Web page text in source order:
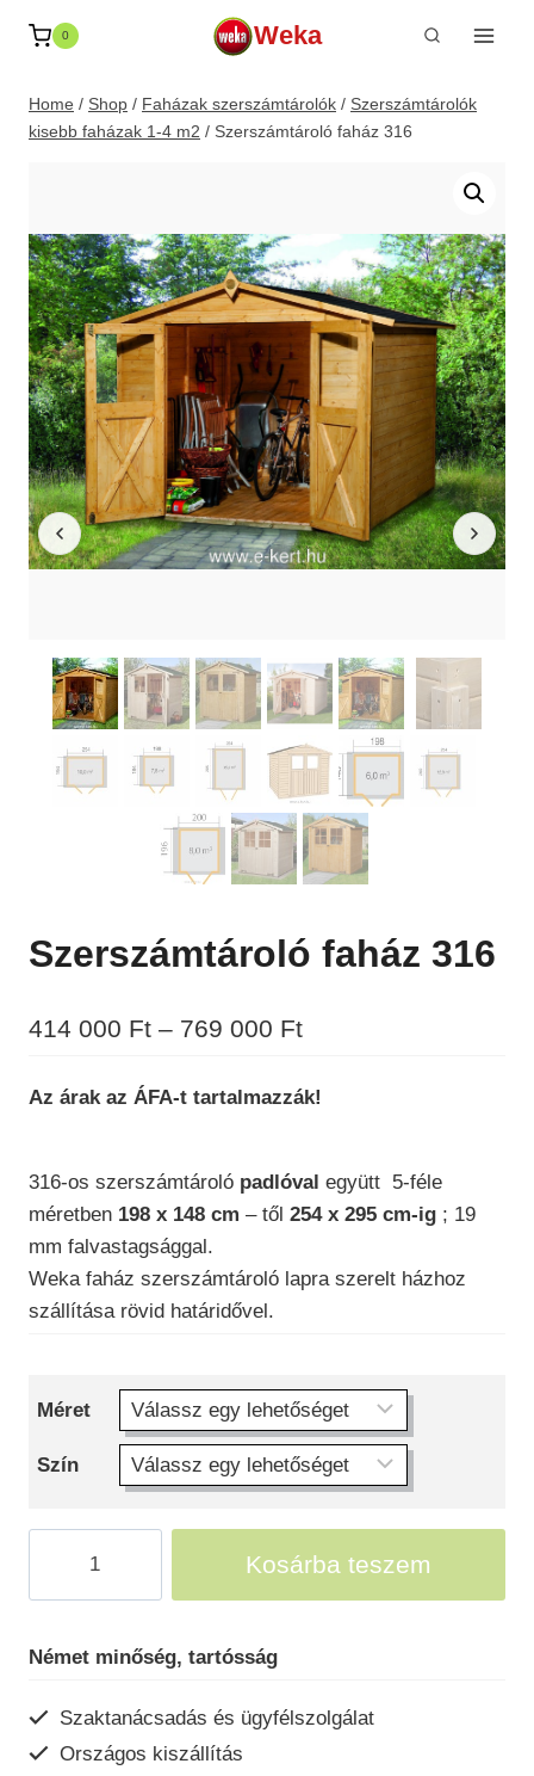
0 Weka
Home / Shop / Faházak szerszámtárolók / Szerszámtárolók
kisebb faházak 1-4 m2 / Szerszámtároló faház 316
Szerszámtároló faház 316
414 000 Ft – 769 000 FtÁrtartomány:
000 Ft
769
000 Ft
Az árak az ÁFA-t tartalmazzák!
316-os szerszámtároló padlóval együtt 5-féle
méretben 198 x 148 cm – től 254 x 295 cm-ig ; 19
mm falvastagsággal.
Weka faház szerszámtároló lapra szerelt házhoz
szállítása rövid határidővel.
Méret
Szín
316
Kosárba teszem
Német minőség, tartósság
Szaktanácsadás és ügyfélszolgálat
Országos kiszállítás